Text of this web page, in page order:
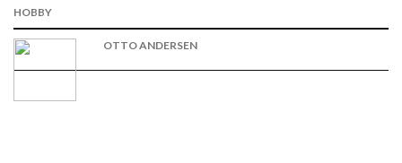
HOBBY
OTTO ANDERSEN